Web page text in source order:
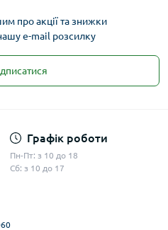
про акції та знижки
e-mail розсилку
Графік роботи
Пн-Пт: з 10 до 18
Сб: з 10 до 17